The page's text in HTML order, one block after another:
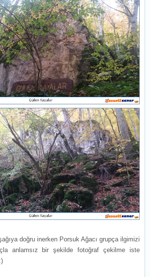
doğru inerken Porsuk Ağacı grupça ilgimizi
anlamsız bir şekilde fotoğraf çekilme iste